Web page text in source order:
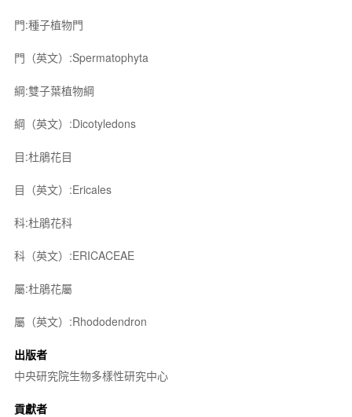
門:種子植物門
門（英文）:Spermatophyta
綱:雙子葉植物綱
綱（英文）:Dicotyledons
目:杜鵑花目
目（英文）:Ericales
科:杜鵑花科
科（英文）:ERICACEAE
屬:杜鵑花屬
屬（英文）:Rhododendron
出版者
中央研究院生物多樣性研究中心
貢獻者